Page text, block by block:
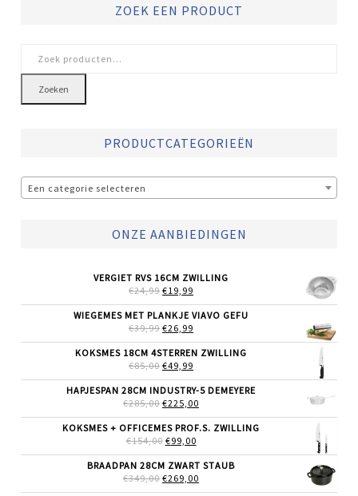
ZOEK EEN PRODUCT
naar:
Zoeken
PRODUCTCATEGORIEËN
Een categorie selecteren
ONZE AANBIEDINGEN
VERGIET RVS 16CM ZWILLING
€24,99 OORSPRONKELIJKE
WAS:
€24,99.
€19,99
IS:
WIEGEMES MET PLANKJE VIAVO GEFU
€39,99 OORSPRONKELIJKE
WAS:
€39,99.
€26,99
IS:
KOKSMES 18CM 4STERREN ZWILLING
€85,00 OORSPRONKELIJKE
WAS:
€85,00.
€49,99
IS:
€49,99.
HAPJESPAN 28CM INDUSTRY-5 DEMEYERE
€285,00 OORSPRONKELIJKE
WAS:
€285,00.
€225,00
IS:
KOKSMES + OFFICEMES PROF.S. ZWILLING
€154,00 OORSPRONKELIJKE
WAS:
€154,00.
€99,00HUIDIGE
IS:
€99,00.
BRAADPAN 28CM ZWART STAUB
€349,00 OORSPRONKELIJKE
€269,00